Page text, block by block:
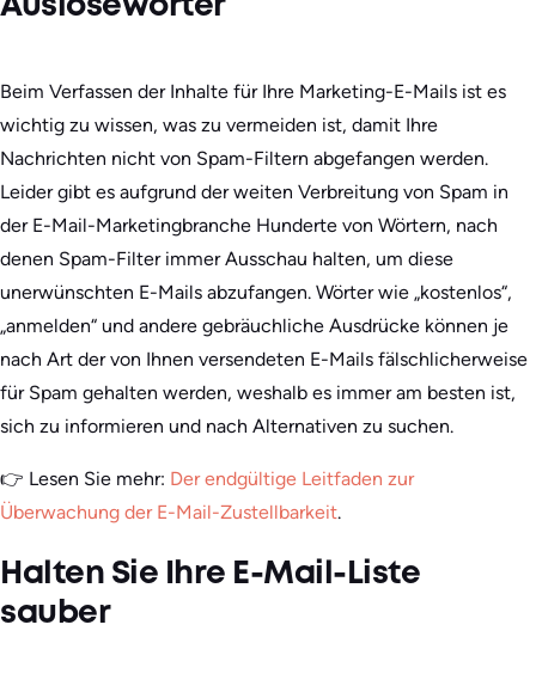
Auslösewörter
Beim Verfassen der Inhalte für Ihre Marketing-E-Mails ist es
wichtig zu wissen, was zu vermeiden ist, damit Ihre
Nachrichten nicht von Spam-Filtern abgefangen werden.
Leider gibt es aufgrund der weiten Verbreitung von Spam in
der E-Mail-Marketingbranche Hunderte von Wörtern, nach
denen Spam-Filter immer Ausschau halten, um diese
unerwünschten E-Mails abzufangen. Wörter wie „kostenlos“,
„anmelden“ und andere gebräuchliche Ausdrücke können je
nach Art der von Ihnen versendeten E-Mails fälschlicherweise
für Spam gehalten werden, weshalb es immer am besten ist,
sich zu informieren und nach Alternativen zu suchen.
👉 Lesen Sie mehr: Der endgültige Leitfaden zur
Überwachung der E-Mail-Zustellbarkeit.
Halten Sie Ihre E-Mail-Liste
sauber